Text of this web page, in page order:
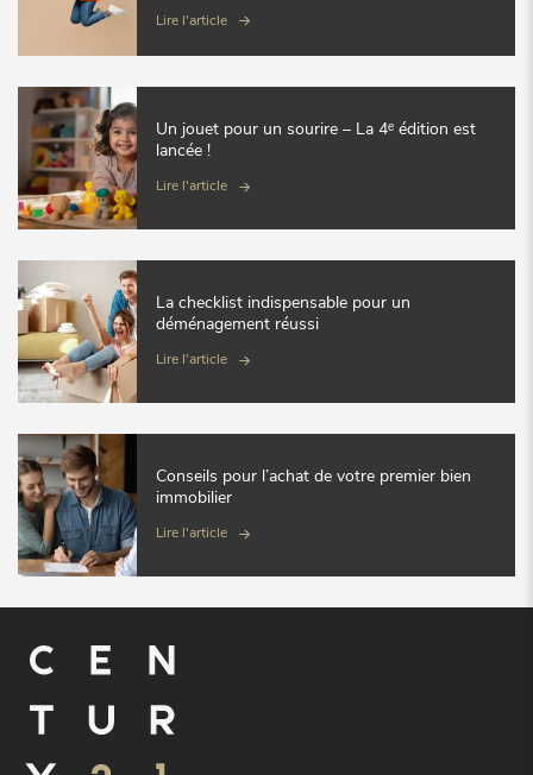
Lire l'article
Un jouet pour un sourire – La 4ᵉ édition est
lancée !
Lire l'article
La checklist indispensable pour un
déménagement réussi
Lire l'article
Conseils pour l’achat de votre premier bien
immobilier
Lire l'article